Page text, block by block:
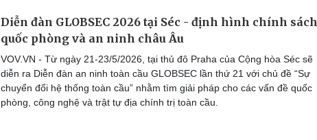
Diễn đàn GLOBSEC 2026 tại Séc - định hình chính sách
quốc phòng và an ninh châu Âu
VOV.VN - Từ ngày 21-23/5/2026, tại thủ đô Praha của Cộng hòa Séc sẽ
diễn ra Diễn đàn an ninh toàn cầu GLOBSEC lần thứ 21 với chủ đề “Sự
chuyển đổi hệ thống toàn cầu” nhằm tìm giải pháp cho các vấn đề quốc
phòng, công nghệ và trật tự địa chính trị toàn cầu.